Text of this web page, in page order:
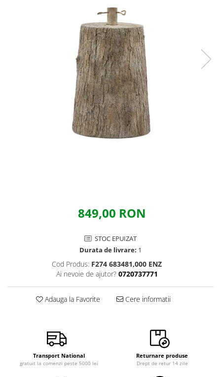
849,00 RON
STOC EPUIZAT
Durata de livrare: 1
Cod Produs: F274 683481,000 ENZ
Ai nevoie de ajutor? 0720737771
Adauga la Favorite Cere informatii
Transport National
gratuit la comenzi peste 5000 lei
Returnare produse
Drept de retur 14 zile